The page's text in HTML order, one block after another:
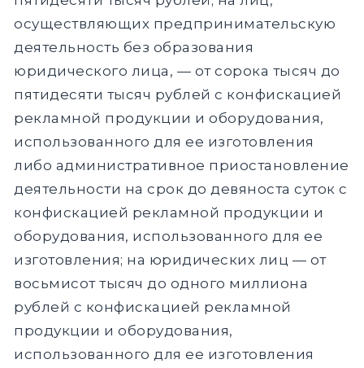
осуществляющих предпринимательскую
деятельность без образования
юридического лица, — от сорока тысяч до
пятидесяти тысяч рублей с конфискацией
рекламной продукции и оборудования,
использованного для ее изготовления
либо административное приостановление
деятельности на срок до девяноста суток с
конфискацией рекламной продукции и
оборудования, использованного для ее
изготовления; на юридических лиц — от
восьмисот тысяч до одного миллиона
рублей с конфискацией рекламной
продукции и оборудования,
использованного для ее изготовления